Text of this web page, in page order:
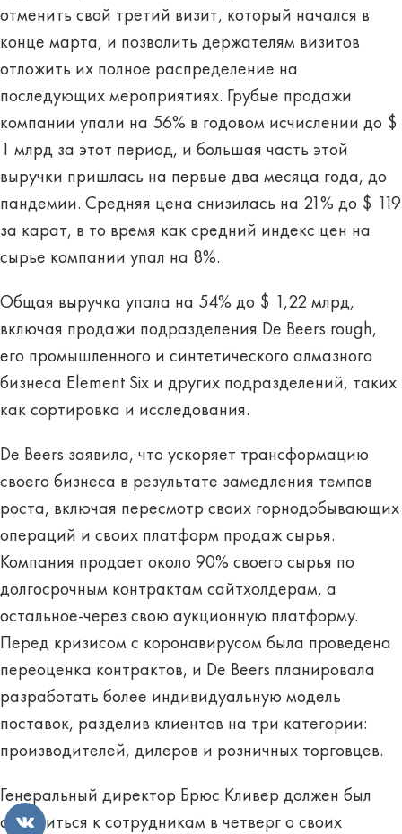
отменить свой третий визит, который начался в
конце марта, и позволить держателям визитов
отложить их полное распределение на
последующих мероприятиях. Грубые продажи
компании упали на 56% в годовом исчислении до $
1 млрд за этот период, и большая часть этой
выручки пришлась на первые два месяца года, до
пандемии. Средняя цена снизилась на 21% до $ 119
за карат, в то время как средний индекс цен на
сырье компании упал на 8%.
Общая выручка упала на 54% до $ 1,22 млрд,
включая продажи подразделения De Beers rough,
его промышленного и синтетического алмазного
бизнеса Element Six и других подразделений, таких
как сортировка и исследования.
De Beers заявила, что ускоряет трансформацию
своего бизнеса в результате замедления темпов
роста, включая пересмотр своих горнодобывающих
операций и своих платформ продаж сырья.
Компания продает около 90% своего сырья по
долгосрочным контрактам сайтхолдерам, а
остальное-через свою аукционную платформу.
Перед кризисом с коронавирусом была проведена
переоценка контрактов, и De Beers планировала
разработать более индивидуальную модель
поставок, разделив клиентов на три категории:
производителей, дилеров и розничных торговцев.
Генеральный директор Брюс Кливер должен был
обратиться к сотрудникам в четверг о своих